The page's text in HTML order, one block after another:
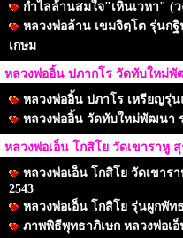
กำไลล้านสมใจ"เหินเวหา" (
หลวงพ่อล้าน เขมจิตฺโต รุ่นก
เกษม
หลวงพ่ออิ้น ปภากโร วัดทับใหม่
หลวงพ่ออิ้น ปภาโร เหรียญรุ่น
หลวงพ่ออิ้น วัดทับใหม่พัฒนา
หลวงพ่อเอ็น โกสิโย วัดเขาราหู
หลวงพ่อเอ็น โกสิโย วัดเขาร
2543
หลวงพ่อเอ็น โกสิโย รุ่นผูกพั
ภาพพิธีพุทธาภิเษก หลวงพ่อเ